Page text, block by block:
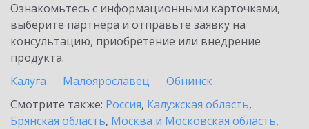
Ознакомьтесь с информационными карточками,
выберите партнёра и отправьте заявку на
консультацию, приобретение или внедрение
продукта.
Калуга
Малоярославец
Обнинск
Смотрите также: Россия, Калужская область,
Брянская область, Москва и Московская область,